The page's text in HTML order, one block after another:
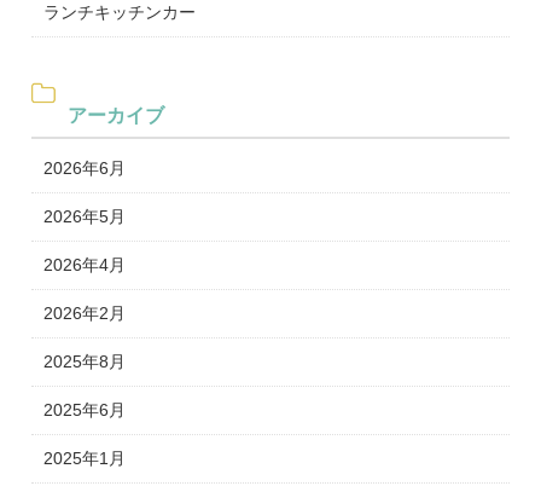
ランチキッチンカー
アーカイブ
2026年6月
2026年5月
2026年4月
2026年2月
2025年8月
2025年6月
2025年1月